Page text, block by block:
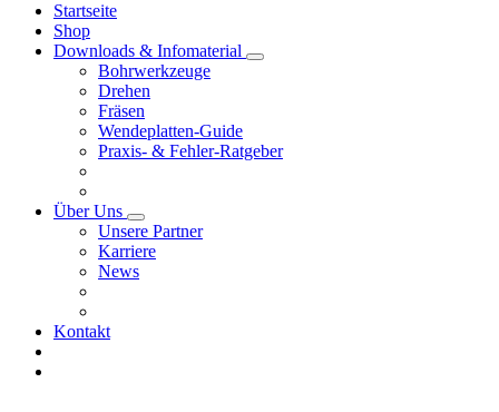
Startseite
Shop
Downloads & Infomaterial
Bohrwerkzeuge
Drehen
Fräsen
Wendeplatten-Guide
Praxis- & Fehler-Ratgeber
Über Uns
Unsere Partner
Karriere
News
Kontakt